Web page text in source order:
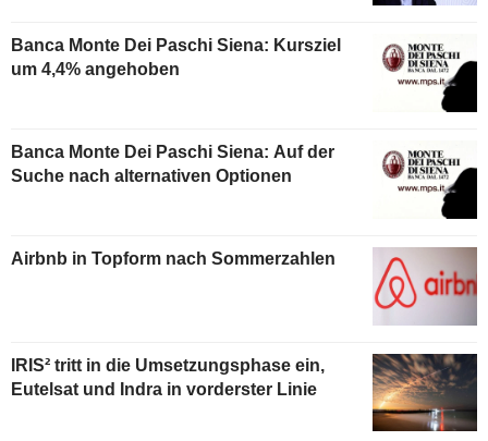
Banca Monte Dei Paschi Siena: Kursziel
um 4,4% angehoben
Banca Monte Dei Paschi Siena: Auf der
Suche nach alternativen Optionen
Airbnb in Topform nach Sommerzahlen
IRIS² tritt in die Umsetzungsphase ein,
Eutelsat und Indra in vorderster Linie